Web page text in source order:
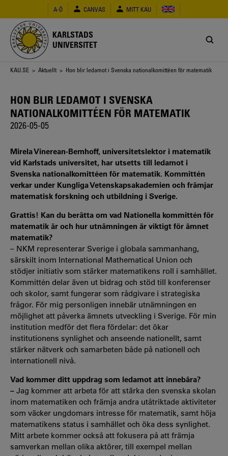
huvudinnehåll
A-Ö CANVAS MITT KAU
KARLSTADS
UNIVERSITET
Länkstig
KAU.SE > Aktuellt > Hon blir ledamot i Svenska nationalkomittéen för matematik
HON BLIR LEDAMOT I SVENSKA
NATIONALKOMITTÉEN FÖR MATEMATIK
2026-05-05
Mirela Vinerean-Bernhoff, universitetslektor i matematik
vid Karlstads universitet, har utsetts till ledamot i
Svenska nationalkomittéen för matematik. Kommittén
verkar under Kungliga Vetenskapsakademien och främjar
matematisk forskning och utbildning i Sverige.
Grattis! Kan du berätta om vad Nationella kommittén för
matematik är och hur utnämningen är viktigt för ämnet
matematik?
– NKM representerar Sverige i globala sammanhang,
särskilt inom International Mathematical Union och
stödjer initiativ som stärker matematikens roll i samhället.
Kommittén delar även ut bidrag och stöd till konferenser
och skolor, samt fungerar som rådgivare i strategiska
frågor. För mig personligen innebär utnämningen en
möjlighet att påverka ämnets utveckling i Sverige. För min
institution medför det flera fördelar: det ökar
institutionens synlighet och anseende nationellt, samt
stärker nätverk och samarbeten både på nationell och
internationell nivå.
Vad kommer ditt uppdrag som ledamot att innebära?
– Jag kommer att arbeta för att stärka den svenska skolan
inom matematiken och främja andra utåtriktade aktiviteter
som väcker ungdomars intresse för matematik, samt höja
matematikens status i samhället och öka dess synlighet.
Mitt arbete kommer också att fokusera på att främja
samverkan mellan olika aktörer, till exempel mellan